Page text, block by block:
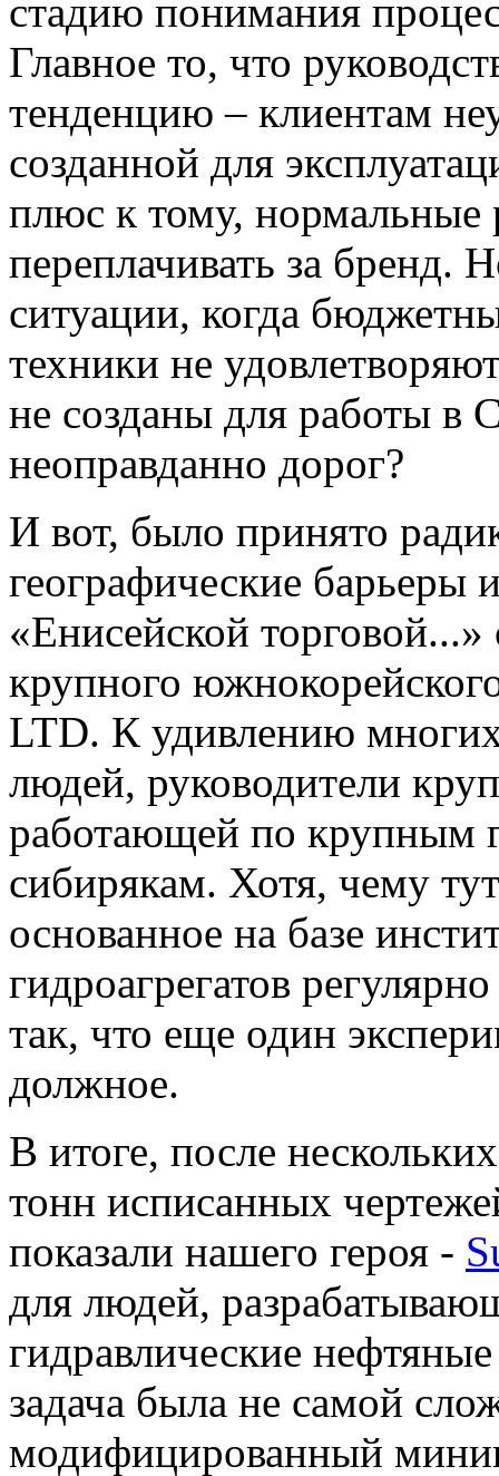
стадию понимания
Главное то, что
тенденцию – клиентам
созданной для
плюс к тому, нормальные
переплачивать за бренд.
ситуации, когда
техники не
не созданы для работы в
неоправданно дорог?
И вот, было принято
географические барьеры
«Енисейской
крупного
LTD. К удивлению
людей, руководители
работающей по крупным
сибирякам. Хотя, чему
основанное на базе
гидроагрегатов
так, что еще один
должное.
В итоге, после
тонн исписанных
показали нашего героя -
для людей,
гидравлические
задача была не самой
модифицированный